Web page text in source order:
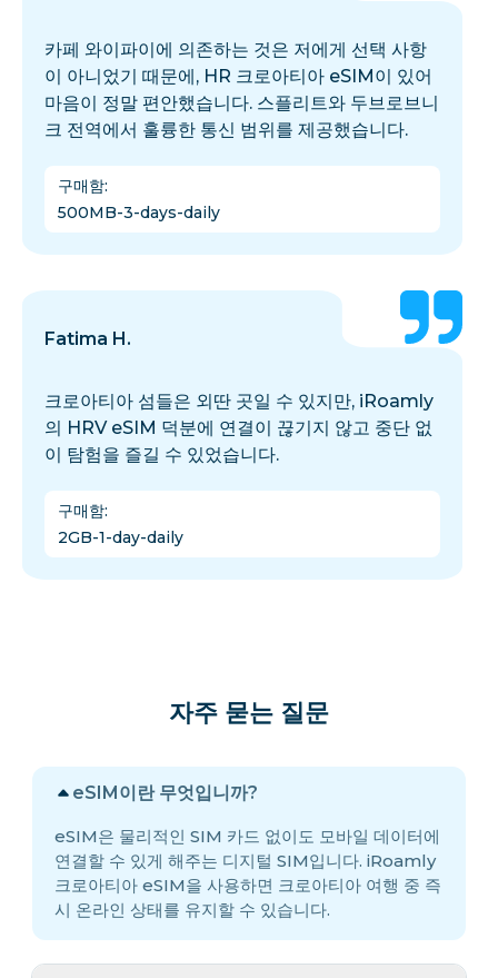
카페 와이파이에 의존하는 것은 저에게 선택 사항
이 아니었기 때문에, HR 크로아티아 eSIM이 있어
마음이 정말 편안했습니다. 스플리트와 두브로브니
크 전역에서 훌륭한 통신 범위를 제공했습니다.
구매함:
500MB-3-days-daily
Fatima H.
크로아티아 섬들은 외딴 곳일 수 있지만, iRoamly
의 HRV eSIM 덕분에 연결이 끊기지 않고 중단 없
이 탐험을 즐길 수 있었습니다.
구매함:
2GB-1-day-daily
자주 묻는 질문
eSIM이란 무엇입니까?
eSIM은 물리적인 SIM 카드 없이도 모바일 데이터에
연결할 수 있게 해주는 디지털 SIM입니다. iRoamly
크로아티아 eSIM을 사용하면 크로아티아 여행 중 즉
시 온라인 상태를 유지할 수 있습니다.